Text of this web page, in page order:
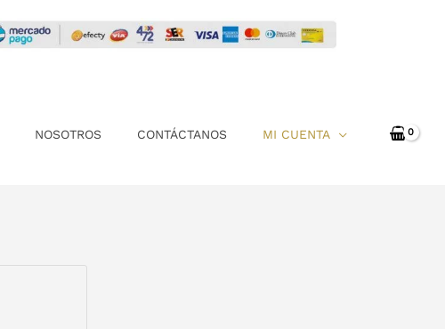
NOSOTROS CONTÁCTANOS MI CUENTA